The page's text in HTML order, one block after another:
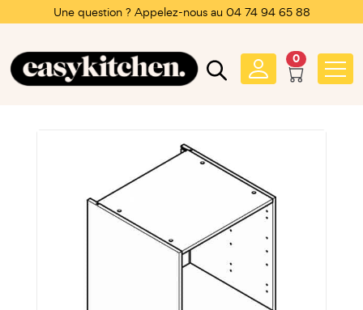
Une question ? Appelez-nous au 04 74 94 65 88
0